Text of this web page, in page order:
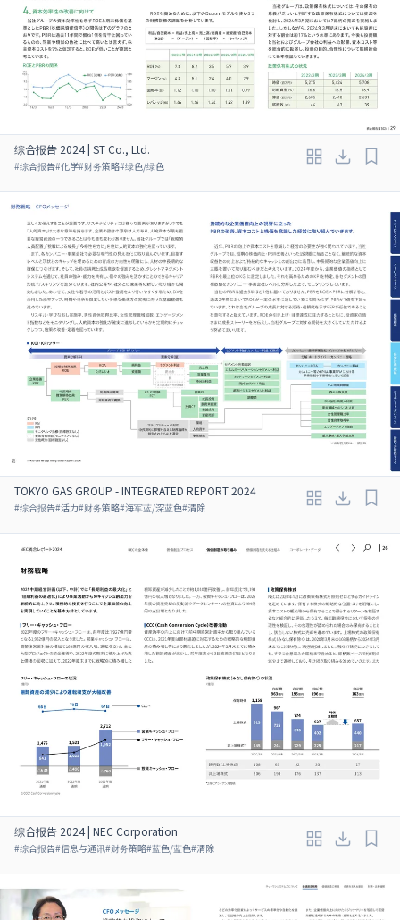
综合报告 2024 | ST Co., Ltd.
#综合报告#化学#财务策略#绿色/绿色
TOKYO GAS GROUP - INTEGRATED REPORT 2024
#综合报告#活力#财务策略#海军蓝/深蓝色#清除
综合报告 2024 | NEC Corporation
#综合报告#信息与通讯#财务策略#蓝色/蓝色#清除